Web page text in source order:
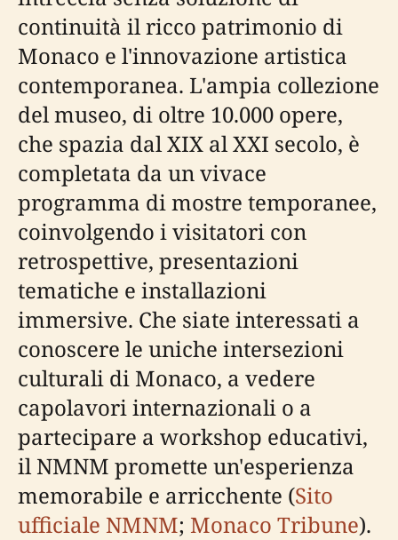
continuità il ricco patrimonio di
Monaco e l'innovazione artistica
contemporanea. L'ampia collezione
del museo, di oltre 10.000 opere,
che spazia dal XIX al XXI secolo, è
completata da un vivace
programma di mostre temporanee,
coinvolgendo i visitatori con
retrospettive, presentazioni
tematiche e installazioni
immersive. Che siate interessati a
conoscere le uniche intersezioni
culturali di Monaco, a vedere
capolavori internazionali o a
partecipare a workshop educativi,
il NMNM promette un'esperienza
memorabile e arricchente (Sito
ufficiale NMNM; Monaco Tribune).